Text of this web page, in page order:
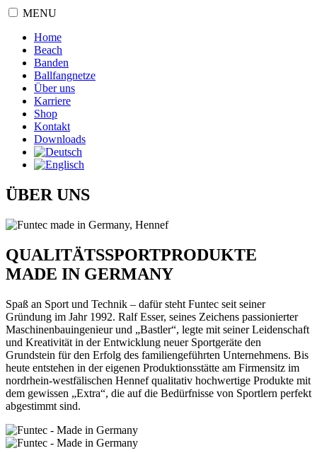
MENU
Home
Beach
Banden
Ballfangnetze
Über uns
Karriere
Shop
Kontakt
Downloads
ÜBER UNS
QUALITÄTSSPORTPRODUKTE
MADE IN GERMANY
Spaß an Sport und Technik – dafür steht Funtec seit seiner
Gründung im Jahr 1992. Ralf Esser, seines Zeichens passionierter
Maschinenbauingenieur und „Bastler“, legte mit seiner Leidenschaft
und Kreativität in der Entwicklung neuer Sportgeräte den
Grundstein für den Erfolg des familiengeführten Unternehmens. Bis
heute entstehen in der eigenen Produktionsstätte am Firmensitz im
nordrhein-westfälischen Hennef qualitativ hochwertige Produkte mit
dem gewissen „Extra“, die auf die Bedürfnisse von Sportlern perfekt
abgestimmt sind.